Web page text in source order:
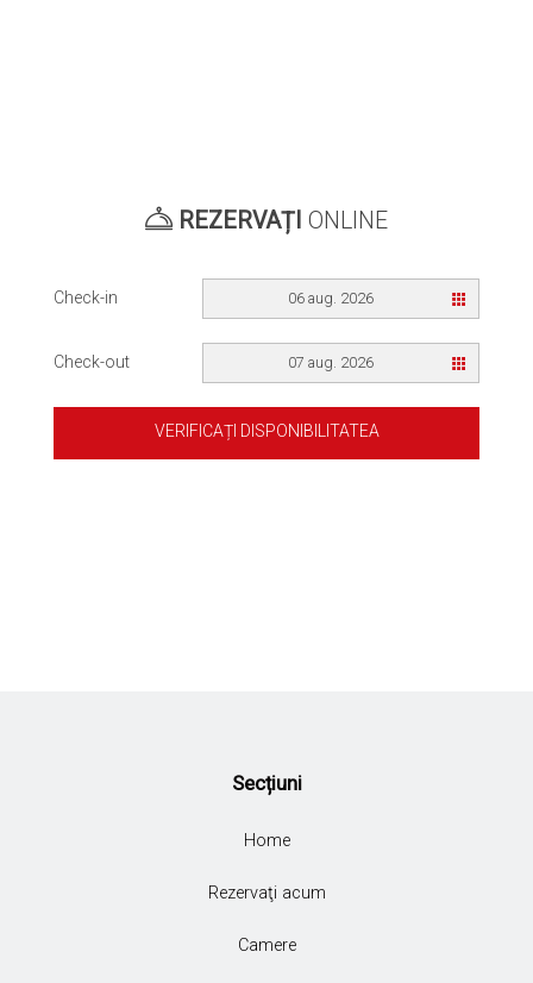
REZERVAȚI ONLINE
Check-in 06 aug. 2026
Check-out 07 aug. 2026
VERIFICAȚI DISPONIBILITATEA
Secțiuni
Home
Rezervaţi acum
Camere